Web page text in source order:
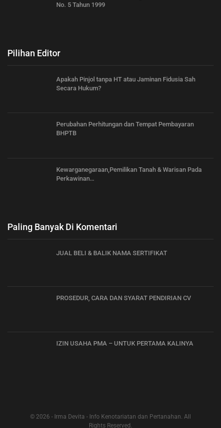
No. 5 Tahun 1999
Pilihan Editor
Apakah Pinjol tanpa HT atau Jaminan Fidusia Sah
Secara Hukum?
Perubahan Perhitungan dan Tempat Pembayaran
BHPTB
Kewarganegaraan,Pemilikan Tanah & Warisan Pada
Perkawinan…
Paling Banyak Di Komentari
JUAL BELI & BALIK NAMA SERTIFIKAT
PROSEDUR, CARA DAN SYARAT PENDIRIAN CV
IZIN USAHA PMA – UNTUK PERTAMA KALINYA
© 2026 - Irma Devita - Info Kenotariatan dan Pertanahan. All
Rights Reserved.